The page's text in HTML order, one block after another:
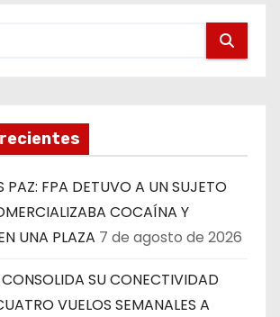
PAZ: FPA DETUVO A UN SUJETO
COCAÍNA Y
UNA PLAZA 7 de agosto de 2026
SU CONECTIVIDAD
VUELOS SEMANALES A